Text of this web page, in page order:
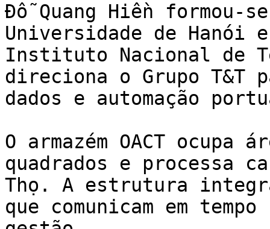
Đỗ Quang Hiền formou-
Universidade de Hanói
Instituto Nacional de
direciona o Grupo T&T
dados e automação
O armazém OACT
quadrados e processa
Thọ. A estrutura
que comunicam em